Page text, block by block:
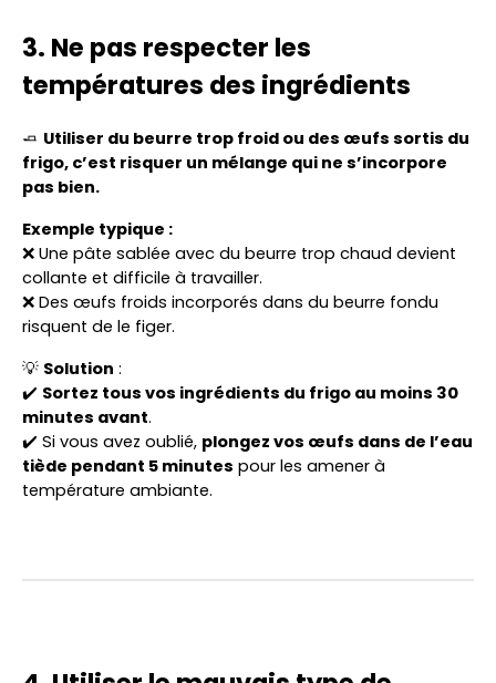
3. Ne pas respecter les
températures des ingrédients
🧈 Utiliser du beurre trop froid ou des œufs sortis du
frigo, c’est risquer un mélange qui ne s’incorpore
pas bien.
Exemple typique :
❌ Une pâte sablée avec du beurre trop chaud devient
collante et difficile à travailler.
❌ Des œufs froids incorporés dans du beurre fondu
risquent de le figer.
💡 Solution :
✔️ Sortez tous vos ingrédients du frigo au moins 30
minutes avant.
✔️ Si vous avez oublié, plongez vos œufs dans de l’eau
tiède pendant 5 minutes pour les amener à
température ambiante.